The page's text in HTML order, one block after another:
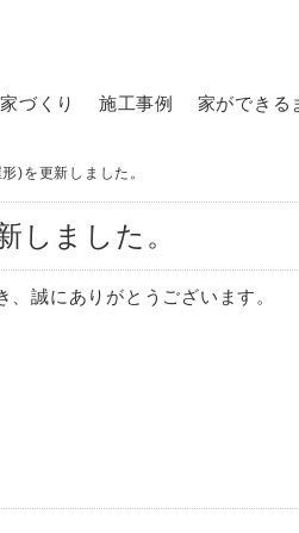
家づくり 施工事例 家ができる
)を更新しました。
しました。
誠にありがとうございます。